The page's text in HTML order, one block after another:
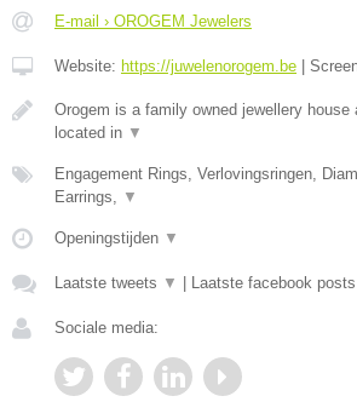
E-mail › OROGEM Jewelers
Website: https://juwelenorogem.be
Orogem is a family owned jewellery house
located in ▼
Engagement Rings, Verlovingsringen,
Earrings, ▼
Openingstijden ▼
Laatste tweets ▼ Laatste facebook posts
Sociale media: